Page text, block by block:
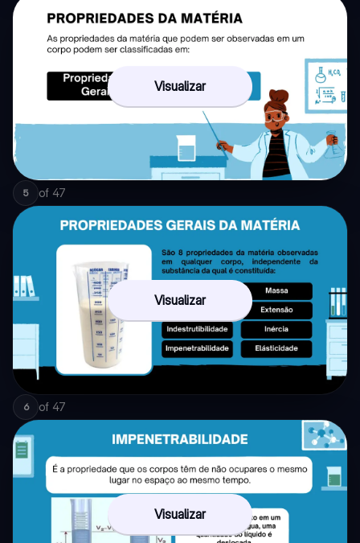
Visualizar
5 of 47
Visualizar
6 of 47
Visualizar